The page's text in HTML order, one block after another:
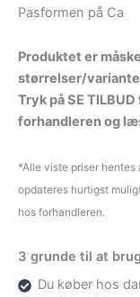
Pasformen på Ca
Produktet er
størrelser/
Tryk på SE
forhandleren og
*Alle viste priser
opdateres hurtigst
hos forhandleren.
3 grunde til at
Du køber hos